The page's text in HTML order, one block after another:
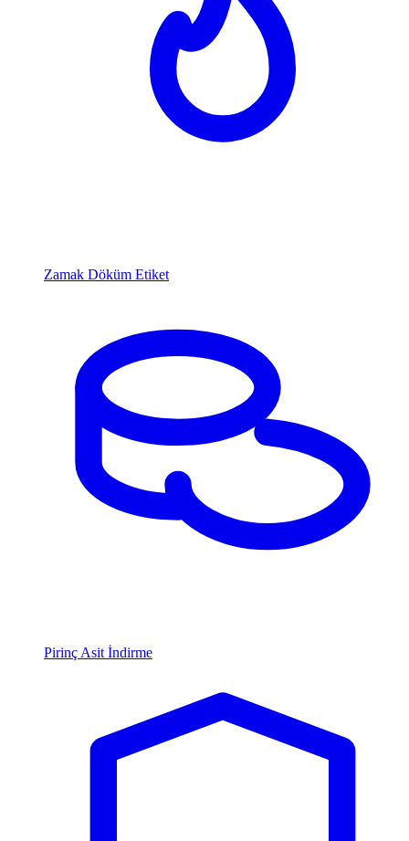
Zamak Döküm Etiket
Pirinç Asit İndirme